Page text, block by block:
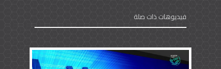
فيديوهات ذات صلة